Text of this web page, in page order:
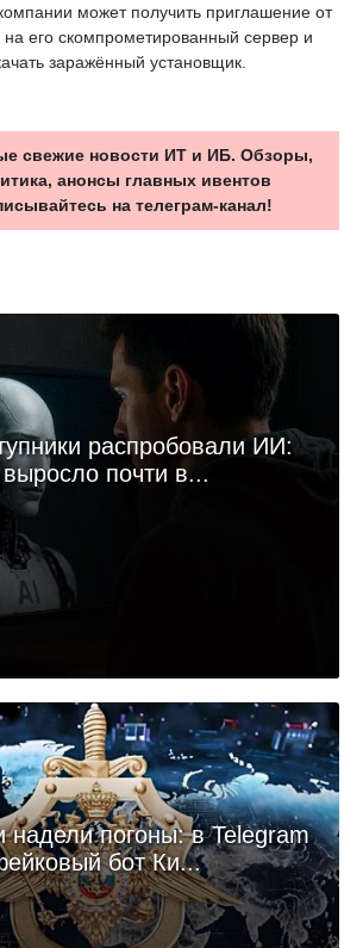
может получить приглашение от
на его скомпрометированный сервер и
заражённый установщик.
свежие новости ИТ и ИБ. Обзоры,
анонсы главных ивентов
на телеграм-канал!
распробовали ИИ:
выросло почти в...
погоны: в Telegram
бот Ки...